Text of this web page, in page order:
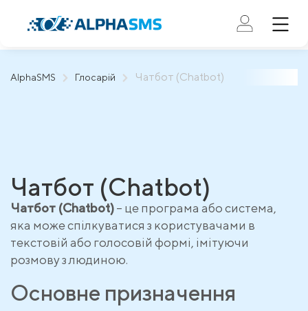
AlphaSMS Глосарій Чатбот (Chatbot)
Чатбот (Chatbot)
Чатбот (Chatbot)– це програма або система,
яка може спілкуватися з користувачами в
текстовій або голосовій формі, імітуючи
розмову з людиною.
Основне призначення